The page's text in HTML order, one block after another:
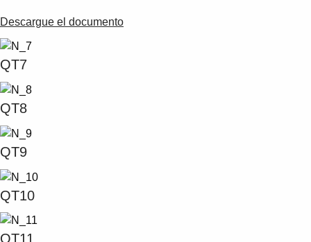
Descargue el documento
QT7
QT8
QT9
QT10
QT11